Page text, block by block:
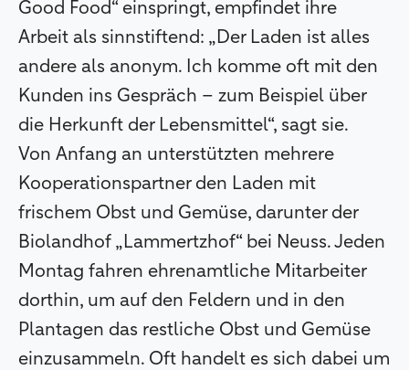
Good Food“ einspringt, empfindet ihre
Arbeit als sinnstiftend: „Der Laden ist alles
andere als anonym. Ich komme oft mit den
Kunden ins Gespräch – zum Beispiel über
die Herkunft der Lebensmittel“, sagt sie.
Von Anfang an unterstützten mehrere
Kooperationspartner den Laden mit
frischem Obst und Gemüse, darunter der
Biolandhof „Lammertzhof“ bei Neuss. Jeden
Montag fahren ehrenamtliche Mitarbeiter
dorthin, um auf den Feldern und in den
Plantagen das restliche Obst und Gemüse
einzusammeln. Oft handelt es sich dabei um